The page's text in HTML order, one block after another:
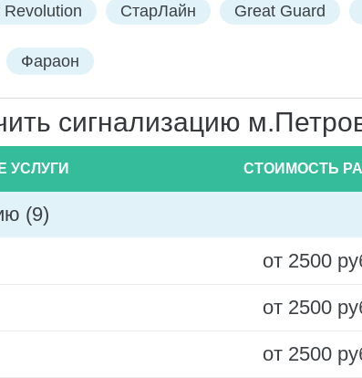
Revolution СтарЛайн Great Guard
Фараон
сигнализацию
УСЛУГИ СТОИМОСТЬ
(9)
от 2500
от 2500
от 2500